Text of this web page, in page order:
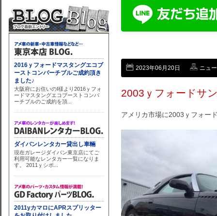
2023年06月20日 ニュ
2003ｙフォードサ
アメリカ市場に2003ｙフォー